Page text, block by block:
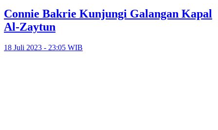
Connie Bakrie Kunjungi Galangan Kapal
Al-Zaytun
18 Juli 2023 - 23:05 WIB